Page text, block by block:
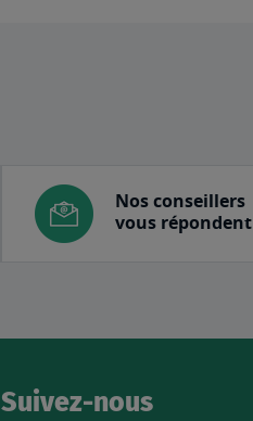
Nos conseillers
vous répondent
Suivez-nous